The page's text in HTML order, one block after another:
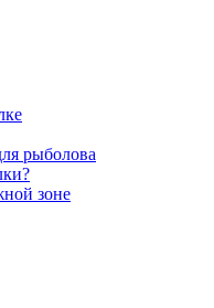
рыболова
зоне